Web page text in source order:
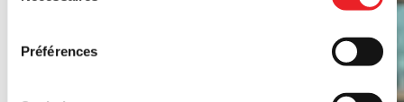
Préférences